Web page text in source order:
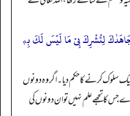
لِتُشْرِكَ بِیْ مَا لَیْسَ لَكَ بِهٖ
کرنے کا حکم دیا۔ اگر وہ دونوں
کا تجھے علم نہیں تو ان دونوں کی